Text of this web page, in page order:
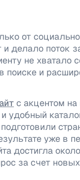
от
и делало поток
не хватало
и
с акцентом
удобный
уже в
достигла
за счет